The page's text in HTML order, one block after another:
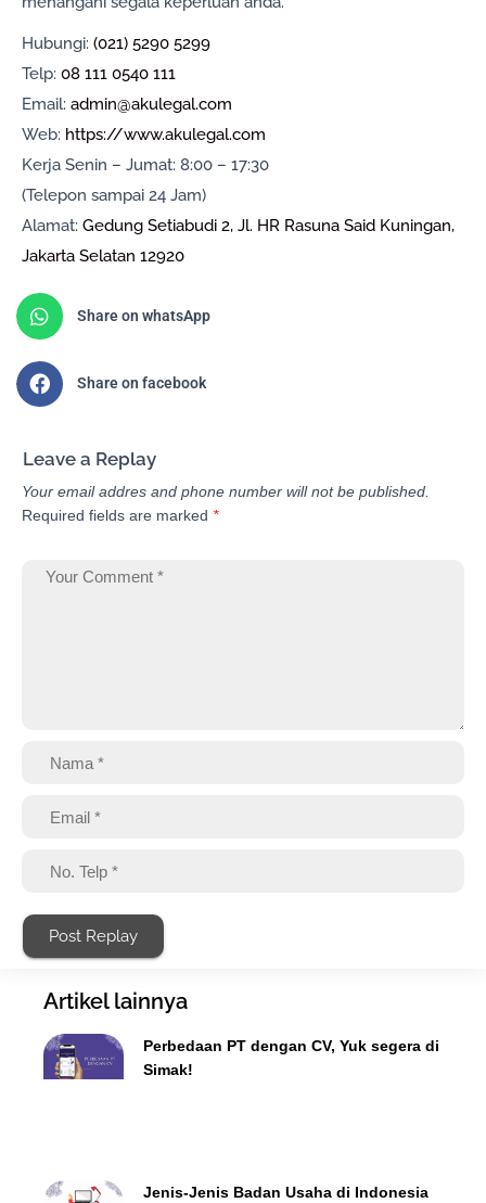
Hubungi: (021) 5290 5299
Telp: 08 111 0540 111
Email: admin@akulegal.com
Web: https://www.akulegal.com
Kerja Senin – Jumat: 8:00 – 17:30
(Telepon sampai 24 Jam)
Alamat: Gedung Setiabudi 2, Jl. HR Rasuna Said Kuningan,
Jakarta Selatan 12920
Share on whatsApp
Share on facebook
Leave a Replay
Your email addres and phone number will not be published.
Required fields are marked *
Post Replay
Artikel lainnya
Perbedaan PT dengan CV, Yuk segera di
Simak!
Jenis-Jenis Badan Usaha di Indonesia